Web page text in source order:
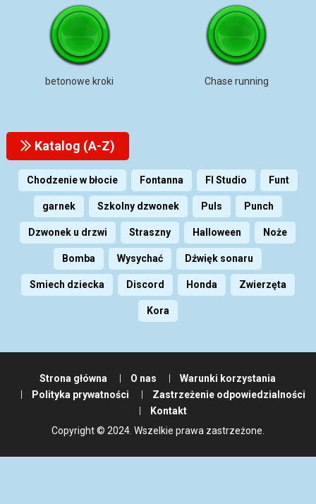
betonowe kroki Chase running
Katalog (A-Z)
Chodzenie w błocie Fontanna Fl Studio Funt
garnek Szkolny dzwonek Puls Punch
Dzwonek u drzwi Straszny Halloween Noże
Bomba Wysychać Dźwięk sonaru
Smiech dziecka Discord Honda Zwierzęta
Kora
Strona główna O nas
Warunki korzystania
Polityka prywatności
Zastrzeżenie odpowiedzialności
Kontakt
Copyright © 2024. Wszelkie prawa zastrzeżone.